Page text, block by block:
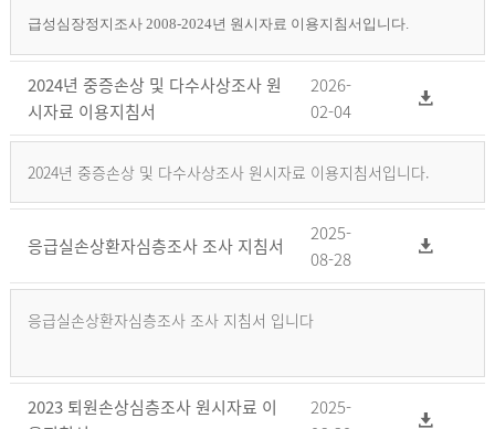
급성심장정지조사 2008-2024년 원시자료 이용지침서입니다.
2024년 중증손상 및 다수사상조사 원
시자료 이용지침서
2026-
02-04
2024년 중증손상 및 다수사상조사 원시자료 이용지침서입니다.
응급실손상환자심층조사 조사 지침서
2025-
08-28
응급실손상환자심층조사 조사 지침서 입니다
2023 퇴원손상심층조사 원시자료 이
2025-